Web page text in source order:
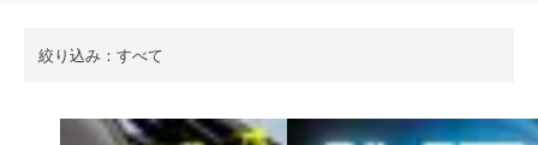
絞り込み：すべて